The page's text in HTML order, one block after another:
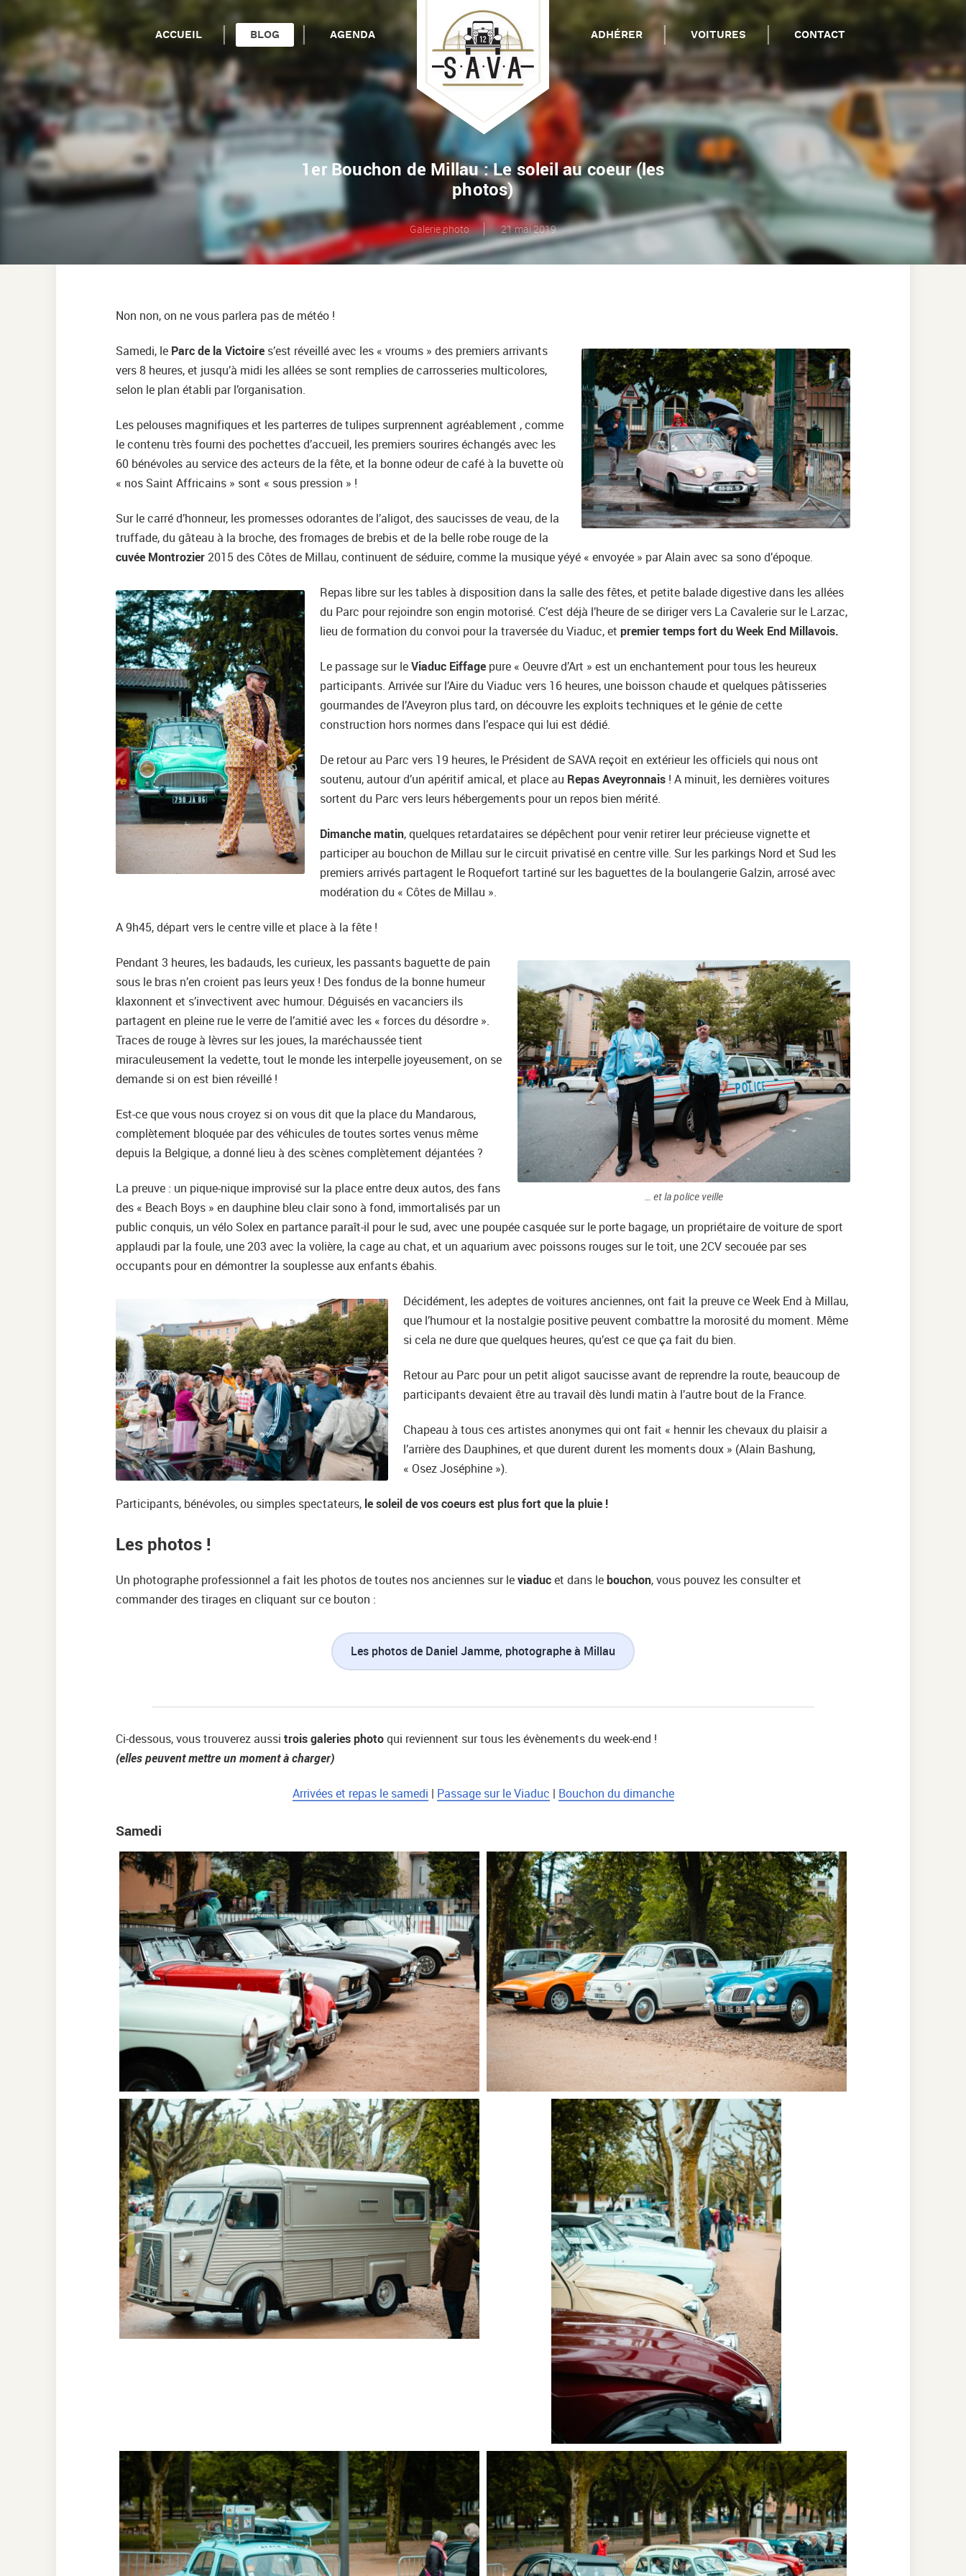
ACCUEIL BLOG
PHOTOS
VIDÉOS
RÉTROVIADUC
RALLYE
SORTIES
VOITURES
AGENDA ADHÉRER VOITURES CONTACT
1er Bouchon de Millau : Le soleil au coeur (les
photos)
Galerie photo 21 mai 2019
Non non, on ne vous parlera pas de météo !
Samedi, le Parc de la Victoire s’est réveillé avec les « vroums » des premiers arrivants
vers 8 heures, et jusqu’à midi les allées se sont remplies de carrosseries multicolores,
selon le plan établi par l’organisation.
Les pelouses magnifiques et les parterres de tulipes surprennent agréablement , comme
le contenu très fourni des pochettes d’accueil, les premiers sourires échangés avec les
60 bénévoles au service des acteurs de la fête, et la bonne odeur de café à la buvette où
« nos Saint Affricains » sont « sous pression » !
Sur le carré d’honneur, les promesses odorantes de l’aligot, des saucisses de veau, de la
truffade, du gâteau à la broche, des fromages de brebis et de la belle robe rouge de la
cuvée Montrozier 2015 des Côtes de Millau, continuent de séduire, comme la musique yéyé « envoyée » par Alain avec sa sono d’époque.
Repas libre sur les tables à disposition dans la salle des fêtes, et petite balade digestive dans les allées
du Parc pour rejoindre son engin motorisé. C’est déjà l’heure de se diriger vers La Cavalerie sur le Larzac,
lieu de formation du convoi pour la traversée du Viaduc, et premier temps fort du Week End Millavois.
Le passage sur leViaduc Eiffagepure « Oeuvre d’Art » est un enchantement pour tous les heureux
participants. Arrivée sur l’Aire du Viaduc vers 16 heures, une boisson chaude et quelques pâtisseries
gourmandes de l’Aveyron plus tard, on découvre les exploits techniques et le génie de cette
construction hors normes dans l’espace qui lui est dédié.
De retour au Parc vers 19 heures, le Président de SAVA reçoit en extérieur les officiels qui nous ont
soutenu, autour d’un apéritif amical, et place au Repas Aveyronnais! A minuit, les dernières voitures
sortent du Parc vers leurs hébergements pour un repos bien mérité.
Dimanche matin, quelques retardataires se dépêchent pour venir retirer leur précieuse vignette et
participer au bouchon de Millau sur le circuit privatisé en centre ville. Sur les parkings Nord et Sud les
premiers arrivés partagent le Roquefort tartiné sur les baguettes de la boulangerie Galzin, arrosé avec
modération du « Côtes de Millau ».
A 9h45, départ vers le centre ville et place à la fête !
… et la police veille
Pendant 3 heures, les badauds, les curieux, les passants baguette de pain
sous le bras n’en croient pas leurs yeux ! Des fondus de la bonne humeur
klaxonnent et s’invectivent avec humour. Déguisés en vacanciers ils
partagent en pleine rue le verre de l’amitié avec les « forces du désordre ».
Traces de rouge à lèvres sur les joues, la maréchaussée tient
miraculeusement la vedette, tout le monde les interpelle joyeusement, on se
demande si on est bien réveillé !
Est-ce que vous nous croyez si on vous dit que la place du Mandarous,
complètement bloquée par des véhicules de toutes sortes venus même
depuis la Belgique, a donné lieu à des scènes complètement déjantées ?
La preuve : un pique-nique improvisé sur la place entre deux autos, des fans
des « Beach Boys » en dauphine bleu clair sono à fond, immortalisés par un
public conquis, un vélo Solex en partance paraît-il pour le sud, avec une poupée casquée sur le porte bagage, un propriétaire de voiture de sport
applaudi par la foule, une 203 avec la volière, la cage au chat, et un aquarium avec poissons rouges sur le toit, une 2CV secouée par ses
occupants pour en démontrer la souplesse aux enfants ébahis.
Décidément, les adeptes de voitures anciennes, ont fait la preuve ce Week End à Millau,
que l’humour et la nostalgie positive peuvent combattre la morosité du moment. Même
si cela ne dure que quelques heures, qu’est ce que ça fait du bien.
Retour au Parc pour un petit aligot saucisse avant de reprendre la route, beaucoup de
participants devaient être au travail dès lundi matin à l’autre bout de la France.
Chapeau à tous ces artistes anonymes qui ont fait « hennir les chevaux du plaisir a
l’arrière des Dauphines, et que durent durent les moments doux » (Alain Bashung,
« Osez Joséphine »).
Participants, bénévoles, ou simples spectateurs, le soleil de vos coeurs est plus fort que la pluie !
Les photos !
Un photographe professionnel a fait les photos de toutes nos anciennes sur leviaducet dans lebouchon, vous pouvez les consulter et
commander des tirages en cliquant sur ce bouton :
Les photos de Daniel Jamme, photographe à Millau
Ci-dessous, vous trouverez aussitrois galeries photoqui reviennent sur tous les évènements du week-end !
(elles peuvent mettre un moment à charger)
Arrivées et repas le samedi | Passage sur le Viaduc | Bouchon du dimanche
Samedi